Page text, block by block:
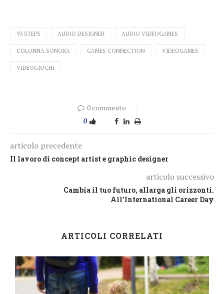
93 STEPS AUDIO DESIGNER AUDIO VIDEOGAMES
COLONNA SONORA GAMES CONNECTION VIDEOGAMES
VIDEOGIOCHI
0 commento
0
articolo precedente
Il lavoro di concept artist e graphic designer
articolo successivo
Cambia il tuo futuro, allarga gli orizzonti.
All’International Career Day
ARTICOLI CORRELATI